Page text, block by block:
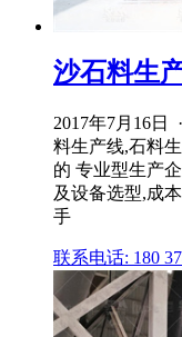
沙石料生
2017年7月16日
料生产线,石料
的 专业型生产
及设备选型,成
手
联系电话: 180